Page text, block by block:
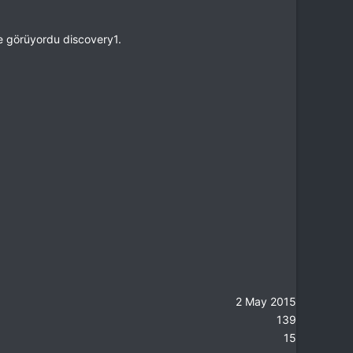
görüyordu discovery1.
2 May 2015
139
15